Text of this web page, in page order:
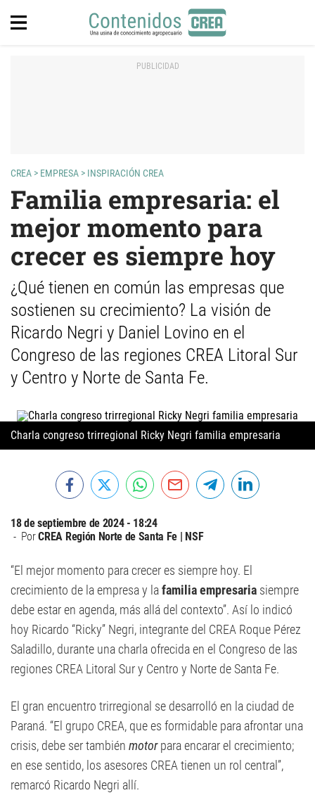
CREA > EMPRESA > INSPIRACIÓN CREA
Familia empresaria: el
mejor momento para
crecer es siempre hoy
¿Qué tienen en común las empresas que
sostienen su crecimiento? La visión de
Ricardo Negri y Daniel Lovino en el
Congreso de las regiones CREA Litoral Sur
y Centro y Norte de Santa Fe.
Charla congreso trirregional Ricky Negri familia empresaria
18 de septiembre de 2024 - 18:24
PorCREA Región Norte de Santa Fe | NSF
“El mejor momento para crecer es siempre hoy. El
crecimiento de la empresa y lafamilia empresaria siempre
debe estar en agenda, más allá del contexto”. Así lo indicó
hoy Ricardo “Ricky” Negri, integrante del CREA Roque Pérez
Saladillo, durante una charla ofrecida en el Congreso de las
regiones CREA Litoral Sur y Centro y Norte de Santa Fe.
El gran encuentro trirregional se desarrolló en la ciudad de
Paraná. “El grupo CREA, que es formidable para afrontar una
crisis, debe ser también motorpara encarar el crecimiento;
en ese sentido, los asesores CREA tienen un rol central”,
remarcó Ricardo Negri allí.